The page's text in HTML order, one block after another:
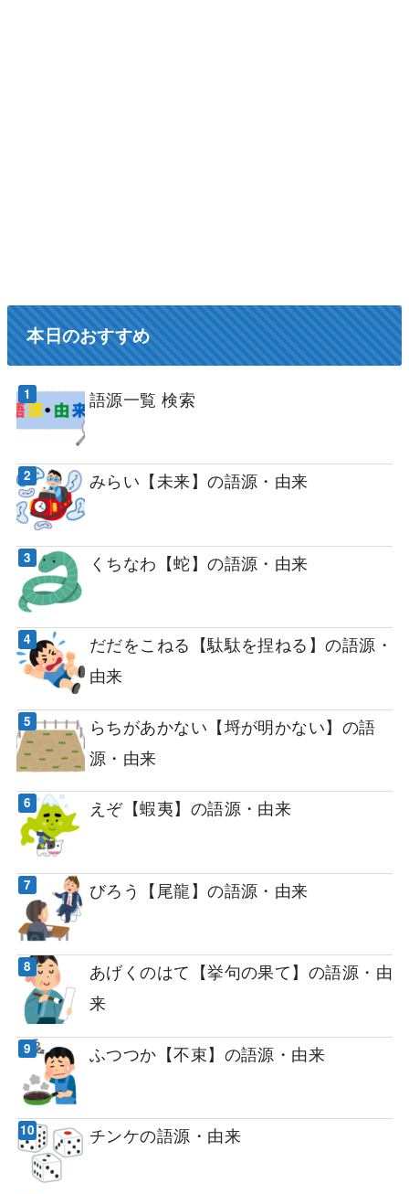
本日のおすすめ
語源一覧 検索
みらい【未来】の語源・由来
くちなわ【蛇】の語源・由来
だだをこねる【駄駄を捏ねる】の語源・
由来
らちがあかない【埒が明かない】の語
源・由来
えぞ【蝦夷】の語源・由来
びろう【尾龍】の語源・由来
あげくのはて【挙句の果て】の語源・由
来
ふつつか【不束】の語源・由来
チンケの語源・由来